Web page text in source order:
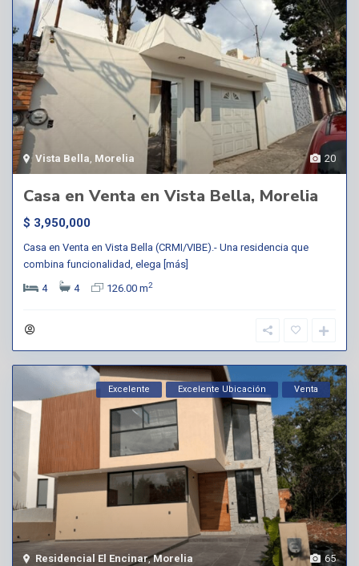
20
Vista Bella, Morelia
Casa en Venta en Vista Bella, Morelia
$ 3,950,000
Casa en Venta en Vista Bella (CRMI/VIBE).- Una residencia que
combina funcionalidad, elega [más]
4
4 126.00 m2
65
Residencial El Encinar,Morelia
Excelente Excelente Ubicación Venta